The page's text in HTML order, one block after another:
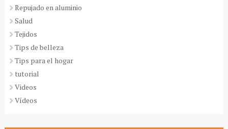
Repujado en aluminio
Salud
Tejidos
Tips de belleza
Tips para el hogar
tutorial
Videos
Vídeos